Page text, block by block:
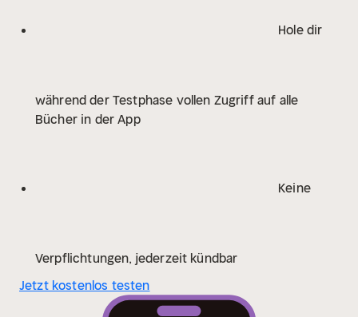
Dienstherrn zurückzubringen und ihm dabei zu helfen,
Schwierigkeiten. Denn die Gesellschaft, aus der
Rupert kommt, würde eine Beziehung wie ihre
Hole dir
während der Testphase vollen Zugriff auf alle
Bücher in der App
Keine
Verpflichtungen, jederzeit kündbar
Jetzt kostenlos testen